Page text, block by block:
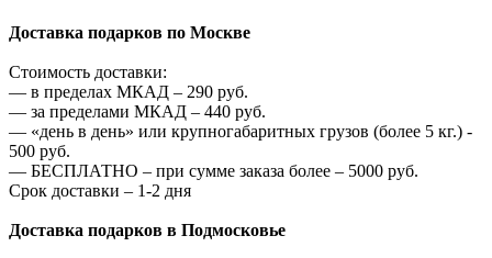
Доставка подарков по Москве
Стоимость доставки:
— в пределах МКАД – 290 руб.
— за пределами МКАД – 440 руб.
— «день в день» или крупногабаритных грузов (более 5 кг.) -
500 руб.
— БЕСПЛАТНО – при сумме заказа более – 5000 руб.
Срок доставки – 1-2 дня
Доставка подарков в Подмосковье